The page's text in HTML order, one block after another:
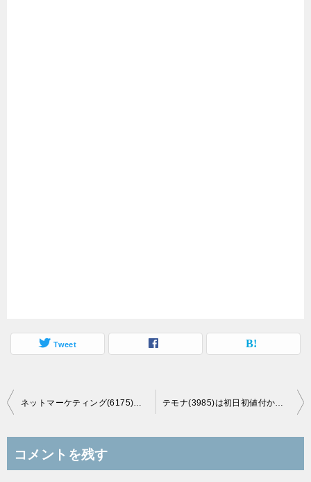
Tweet
投
ビ
ネットマーケティング(6175)の初値結果は36.1％高の1,552円、ロックアップ解除の1.5倍は超えず！ テモナ(3985)は初日初値付かずで2日目へ、最終気配5,870円！
コメントを残す